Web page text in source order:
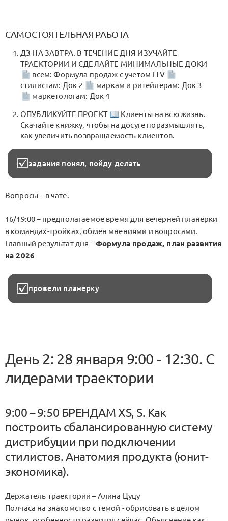
САМОСТОЯТЕЛЬНАЯ РАБОТА
ДЗ НА ЗАВТРА. В ТЕЧЕНИЕ ДНЯ ИЗУЧАЙТЕ
ТРАЕКТОРИИ И СДЕЛАЙТЕ МИНИМАЛЬНЫЕ ДОКИ
всем: Формула продаж с учетом LTV
стилистам: Док 2
маркам и ритейлерам: Док 3
маркетологам: Док 4
ОПУБЛИКУЙТЕ ПРОЕКТ
Клиенты на всю жизнь.
Скачайте книжку, чтобы на досуге поразмышлять,
как увеличить возвращаемость клиентов.
задания понял, пойду делать
Вопросы – в чате.
16/19:00 – предполагаемое время для вечерней планерки
в командах-тройках, обмен мнениями и вопросами.
Главный результат дня –Формула продаж, план развития
на 2026
провели планерку
День 2: 28 января 9:00 - 12:30. С
лидерами траектории
9:00 – 9:50 БРЕНДАМ XS, S. Как
построить сбалансированную систему
дистрибуции при подключении
стилистов. Анатомия продукта (юнит-
экономика).
Держатель траектории – Алина Цуцу
Полчаса на знакомство с темой - обрисовать в целом